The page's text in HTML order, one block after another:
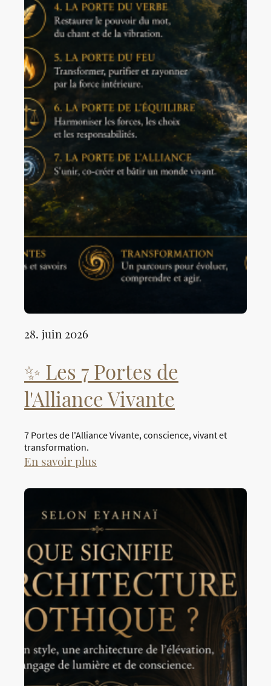
28. juin 2026
✨ Les 7 Portes de
l'Alliance Vivante
7 Portes de l'Alliance Vivante, conscience, vivant et
transformation.
En savoir plus